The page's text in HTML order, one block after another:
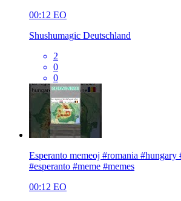
00:12 EO
Shushumagic Deutschland
2
0
0
Esperanto memeoj #romania #hungary
#esperanto #meme #memes
00:12 EO